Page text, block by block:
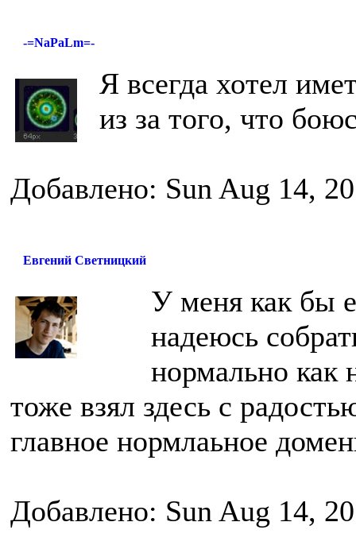
-=NaPaLm=-
Я всегда хотел
из за того, что
Добавлено: Sun Aug 14,
Евгений Светницкий
У меня как бы
надеюсь
нормально как
тоже взял здесь с
главное нормлаьное
Добавлено: Sun Aug 14,